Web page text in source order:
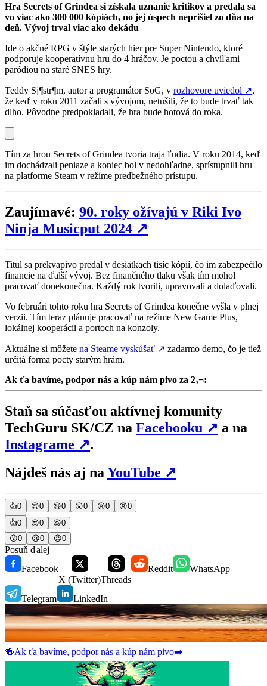
Hra Secrets of Grindea si získala uznanie kritikov a predala sa
vo viac ako 300 000 kópiách, no jej úspech neprišiel zo dňa na
deň. Vývoj trval viac ako dekádu
Ide o akčné RPG v štýle starých hier pre Super Nintendo, ktoré
podporuje kooperatívnu hru do 4 hráčov. Je poctou a chvíľami
paródiou na staré SNES hry.
Teddy Sj¶str¶m, autor a programátor SoG, v rozhovore uviedol ↗,
že keď v roku 2011 začali s vývojom, netušili, že to bude trvať tak
dlho. Pôvodne predpokladali, že hra bude hotová do roka.
Tím za hrou Secrets of Grindea tvoria traja ľudia. V roku 2014, keď
im dochádzali peniaze a koniec bol v nedohľadne, sprístupnili hru
na platforme Steam v režime predbežného prístupu.
Zaujímavé: 90. roky ožívajú v Riki Ivo
Ninja Musicput 2024 ↗
Titul sa prekvapivo predal v desiatkach tisíc kópií, čo im zabezpečilo
financie na ďalší vývoj. Bez finančného tlaku však tím mohol
pracovať donekonečna. Každý rok tvorili, upravovali a dolaďovali.
Vo februári tohto roku hra Secrets of Grindea konečne vyšla v plnej
verzii. Tím teraz plánuje pracovať na režime New Game Plus,
lokálnej kooperácii a portoch na konzoly.
Aktuálne si môžete na Steame vyskúšať ↗ zadarmo demo, čo je tiež
určitá forma pocty starým hrám.
Ak ťa bavíme, podpor nás a kúp nám pivo za 2‚¬:
Staň sa súčasťou aktívnej komunity
TechGuru SK/CZ na Facebooku ↗ a na
Instagrame ↗.
Nájdeš nás aj naYouTube ↗
👍0 😍0 😆0 😮0 😢0 😡0
👍0 😍0 😆0
😮0 😢0 😡0
Posuň ďalej
Facebook
X (Twitter)Threads
Reddit WhatsApp
Telegram LinkedIn
🍻Ak ťa bavíme, podpor nás a kúp nám pivo➡️